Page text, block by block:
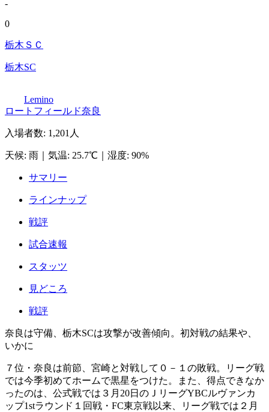
-
0
栃木ＳＣ
栃木SC
Lemino
ロートフィールド奈良
入場者数: 1,201人
天候: 雨 気温: 25.7℃ 湿度: 90%
サマリー
ラインナップ
戦評
試合速報
スタッツ
見どころ
戦評
奈良は守備、栃木SCは攻撃が改善傾向。初対戦の結果や、
いかに
７位・奈良は前節、宮崎と対戦して０－１の敗戦。リーグ戦
では今季初めてホームで黒星をつけた。また、得点できなか
ったのは、公式戦では３月20日のＪリーグYBCルヴァンカ
ップ1stラウンド１回戦・FC東京戦以来、リーグ戦では２月